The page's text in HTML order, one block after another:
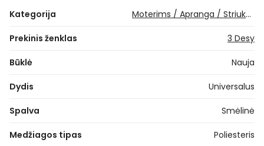
Kategorija Moterims / Apranga / Striukės ir paltai / Paltai
Prekinis ženklas 3 Desy
Būklė Nauja
Dydis Universalus
Spalva Smėlinė
Medžiagos tipas Poliesteris